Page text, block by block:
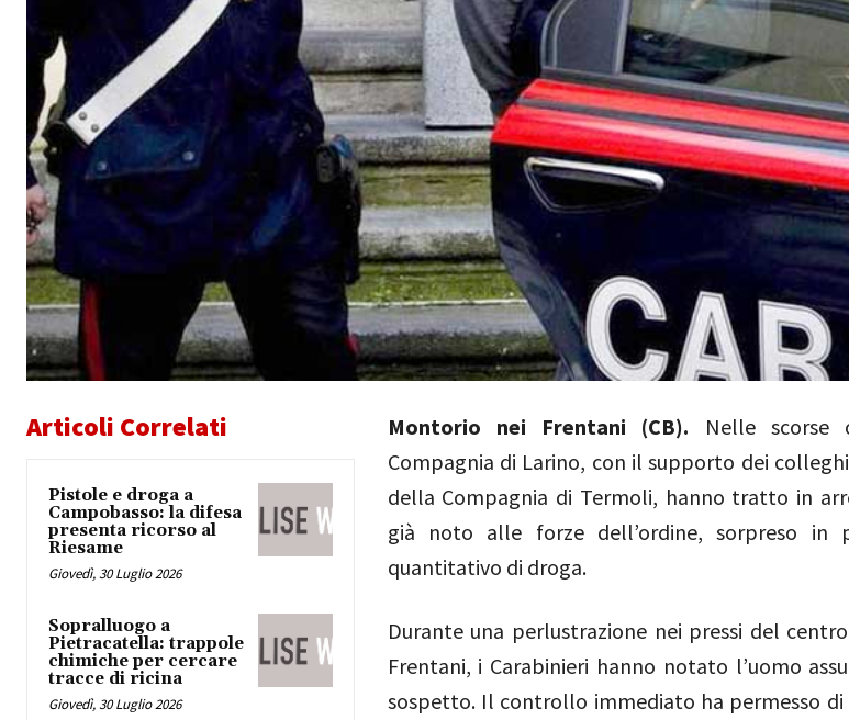
Articoli Correlati
Pistole e droga a
Campobasso: la difesa
presenta ricorso al
Riesame
Giovedì, 30 Luglio 2026
Sopralluogo a
Pietracatella: trappole
chimiche per cercare
tracce di ricina
Giovedì, 30 Luglio 2026
Montorio nei Frentani (CB). Nelle scorse
Compagnia di Larino, con il supporto dei
della Compagnia di Termoli, hanno tratto in
già noto alle forze dell’ordine, sorpreso in
quantitativo di droga.
Durante una perlustrazione nei pressi del
Frentani, i Carabinieri hanno notato l’uomo
sospetto. Il controllo immediato ha permesso di